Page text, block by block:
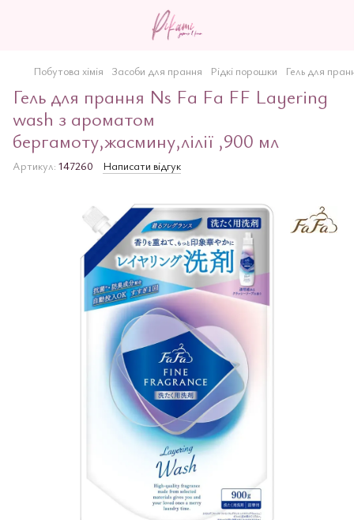
Побутова хімія Засоби для прання Рідкі порошки Гель для
Гель для прання Ns Fa Fa FF Layering
wash з ароматом
бергамоту,жасмину,лілії ,900 мл
Артикул: 147260 Написати відгук